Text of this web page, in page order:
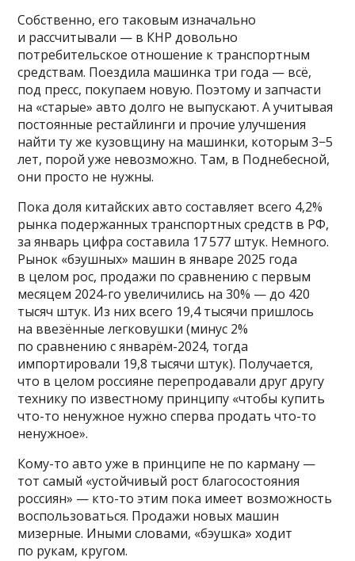
Собственно, его таковым изначально
и рассчитывали — в КНР довольно
потребительское отношение к транспортным
средствам. Поездила машинка три года — всё,
под пресс, покупаем новую. Поэтому и запчасти
на «старые» авто долго не выпускают. А учитывая
постоянные рестайлинги и прочие улучшения
найти ту же кузовщину на машинки, которым 3−5
лет, порой уже невозможно. Там, в Поднебесной,
они просто не нужны.
Пока доля китайских авто составляет всего 4,2%
рынка подержанных транспортных средств в РФ,
за январь цифра составила 17 577 штук. Немного.
Рынок «бэушных» машин в январе 2025 года
в целом рос, продажи по сравнению с первым
месяцем 2024-го увеличились на 30% — до 420
тысяч штук. Из них всего 19,4 тысячи пришлось
на ввезённые легковушки (минус 2%
по сравнению с январём-2024, тогда
импортировали 19,8 тысячи штук). Получается,
что в целом россияне перепродавали друг другу
технику по известному принципу «чтобы купить
что-то ненужное нужно сперва продать что-то
ненужное».
Кому-то авто уже в принципе не по карману —
тот самый «устойчивый рост благосостояния
россиян» — кто-то этим пока имеет возможность
воспользоваться. Продажи новых машин
мизерные. Иными словами, «бэушка» ходит
по рукам, кругом.